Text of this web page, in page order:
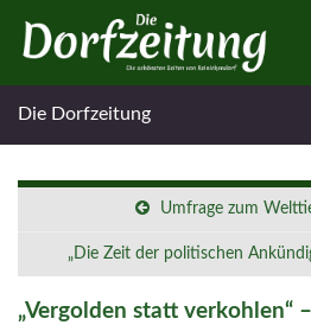
Die Dorfzeitung
Umfrage zum
„Die Zeit der politischen
„Vergolden statt verkohlen“